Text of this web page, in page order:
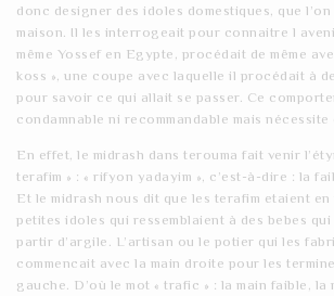
donc designer des idoles domestiques, que
maison. Il les interrogeait pour connaitre l
même Yossef en Egypte, procédait de même
koss », une coupe avec laquelle il procédait à
pour savoir ce qui allait se passer. Ce
condamnable ni recommandable mais nécessite
En effet, le midrash dans terouma fait venir
terafim » : « rifyon yadayim », c’est-à-dire : la
Et le midrash nous dit que les terafim etaient en
petites idoles qui ressemblaient à des bebes
partir d’argile. L’artisan ou le potier qui les
commencait avec la main droite pour les
gauche. D’où le mot « trafic » : la main faible, la